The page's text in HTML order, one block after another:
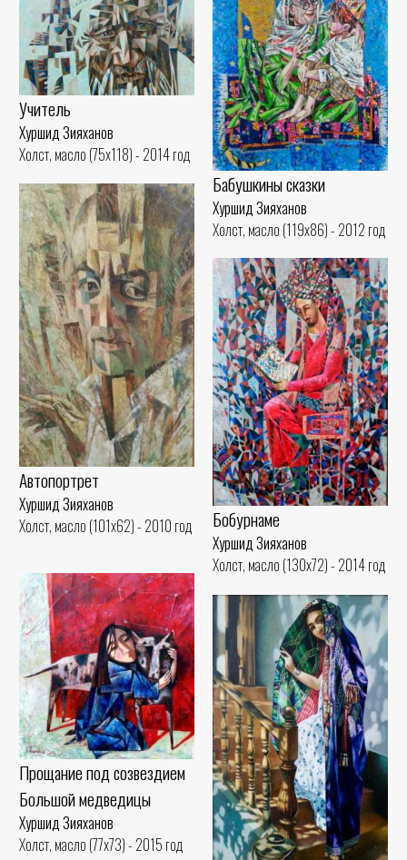
Бабушкины сказки
Хуршид Зияханов
Холст, масло (119x86) - 2012 год
Учитель
Хуршид Зияханов
Холст, масло (75x118) - 2014 год
Автопортрет
Хуршид Зияханов
Холст, масло (101x62) - 2010 год
Бобурнаме
Хуршид Зияханов
Холст, масло (130x72) - 2014 год
Прощание под созвездием
Большой медведицы
Хуршид Зияханов
Холст, масло (77x73) - 2015 год